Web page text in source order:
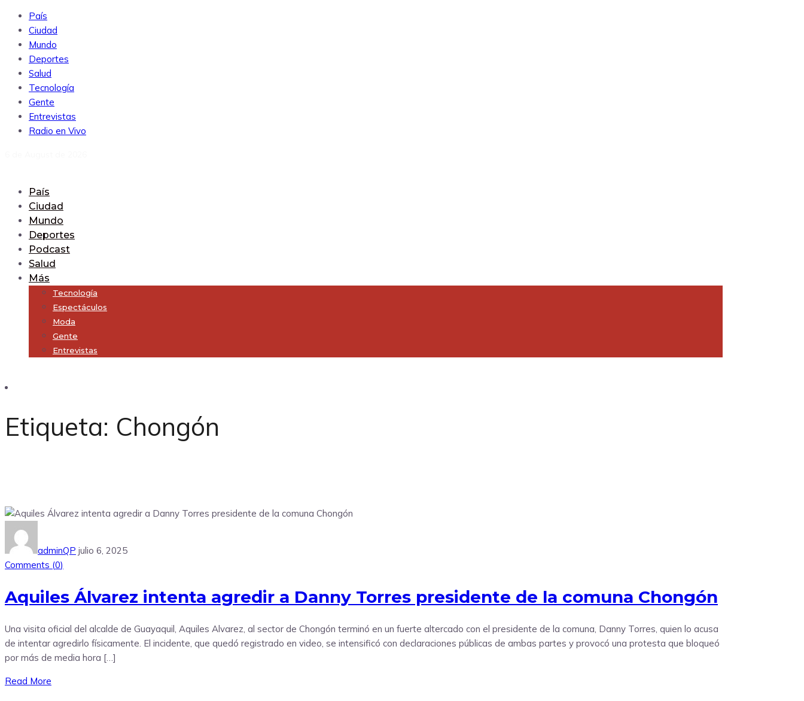
País
Ciudad
Mundo
Deportes
Salud
Tecnología
Gente
Entrevistas
Radio en Vivo
País
Ciudad
Mundo
Deportes
Podcast
Salud
Más
Tecnología
Espectáculos
Moda
Gente
Entrevistas
Etiqueta: Chongón
adminQP julio 6, 2025
Comments (0)
Aquiles Álvarez intenta agredir a Danny Torres presidente de la comuna Chongón
Una visita oficial del alcalde de Guayaquil, Aquiles Alvarez, al sector de Chongón terminó en un fuerte altercado con el presidente de la comuna, Danny Torres, quien lo acusa
de intentar agredirlo físicamente. El incidente, que quedó registrado en video, se intensificó con declaraciones públicas de ambas partes y provocó una protesta que bloqueó
por más de media hora […]
Read More